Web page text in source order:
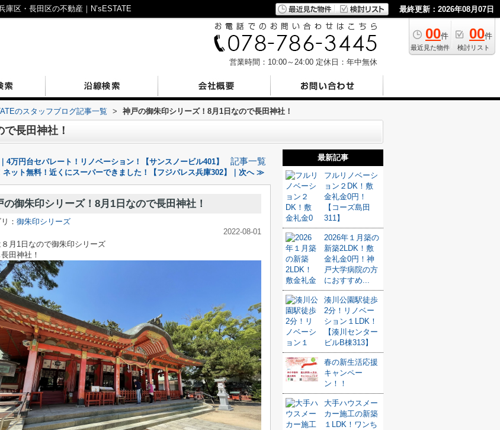
庫区・長田区の不動産｜N’sESTATE 最終更新：2026年08月07日
00件
最近見た物件
00件
検討リスト
営業時間：10:00～24:00 定休日：年中無休
のスタッフブログ記事一覧 > 神戸の御朱印シリーズ！8月1日なので長田神社！
長田神社！
4万円台セパレート！リノベーション！【サンスノービル401】 記事一覧
ネット無料！近くにスーパーできました！【フジパレス兵庫302】｜次へ ≫
の御朱印シリーズ！8月1日なので長田神社！
： 御朱印シリーズ
2022-08-01
月1日なので御朱印シリーズ
田神社！
最新記事
フルリノベーシ
ョン２DK！敷
金礼金0円！
【コーズ島田
311】
2026年１月築の
新築2LDK！敷
金礼金0円！神
戸大学病院の方
におすすめ...
湊川公園駅徒歩
2分！リノベー
ション１LDK！
【湊川センター
ビルB棟313】
春の新生活応援
キャンペー
ン！！
大手ハウスメー
カー施工の新築
１LDK！ワンち